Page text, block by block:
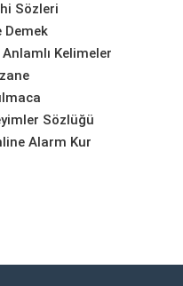
Sözleri
Demek
Anlamlı Kelimeler
Sözlüğü
Alarm Kur